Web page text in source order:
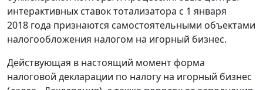
интерактивных ставок тотализатора с 1 января
2018 года признаются самостоятельными объектами
налогообложения налогом на игорный бизнес.
Действующая в настоящий момент форма
налоговой декларации по налогу на игорный бизнес